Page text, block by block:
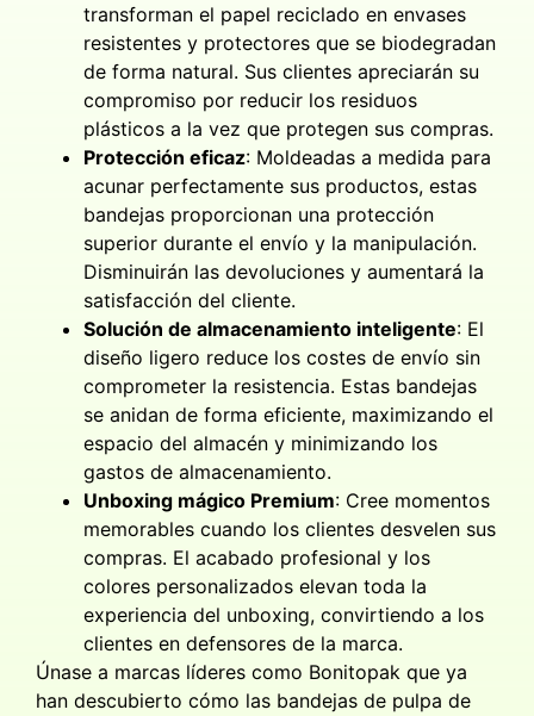
transforman el papel reciclado en envases
resistentes y protectores que se biodegradan
de forma natural. Sus clientes apreciarán su
compromiso por reducir los residuos
plásticos a la vez que protegen sus compras.
Protección eficaz: Moldeadas a medida para
acunar perfectamente sus productos, estas
bandejas proporcionan una protección
superior durante el envío y la manipulación.
Disminuirán las devoluciones y aumentará la
satisfacción del cliente.
Solución de almacenamiento inteligente: El
diseño ligero reduce los costes de envío sin
comprometer la resistencia. Estas bandejas
se anidan de forma eficiente, maximizando el
espacio del almacén y minimizando los
gastos de almacenamiento.
Unboxing mágico Premium: Cree momentos
memorables cuando los clientes desvelen sus
compras. El acabado profesional y los
colores personalizados elevan toda la
experiencia del unboxing, convirtiendo a los
clientes en defensores de la marca.
Únase a marcas líderes como Bonitopak que ya
han descubierto cómo las bandejas de pulpa de